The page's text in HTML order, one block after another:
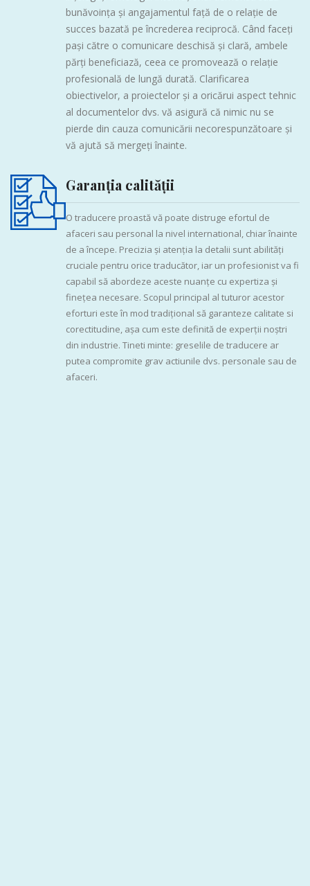
bunăvoința și angajamentul față de o relație de
succes bazată pe încrederea reciprocă. Când faceți
pași către o comunicare deschisă și clară, ambele
părți beneficiază, ceea ce promovează o relație
profesională de lungă durată. Clarificarea
obiectivelor, a proiectelor și a oricărui aspect tehnic
al documentelor dvs. vă asigură că nimic nu se
pierde din cauza comunicării necorespunzătoare și
vă ajută să mergeți înainte.
Garanția calității
O traducere proastă vă poate distruge efortul de
afaceri sau personal la nivel international, chiar înainte
de a începe. Precizia și atenția la detalii sunt abilități
cruciale pentru orice traducător, iar un profesionist va fi
capabil să abordeze aceste nuanțe cu expertiza și
finețea necesare. Scopul principal al tuturor acestor
eforturi este în mod tradițional să garanteze calitate si
corectitudine, așa cum este definită de experții noștri
din industrie. Tineti minte: greselile de traducere ar
putea compromite grav actiunile dvs. personale sau de
afaceri.